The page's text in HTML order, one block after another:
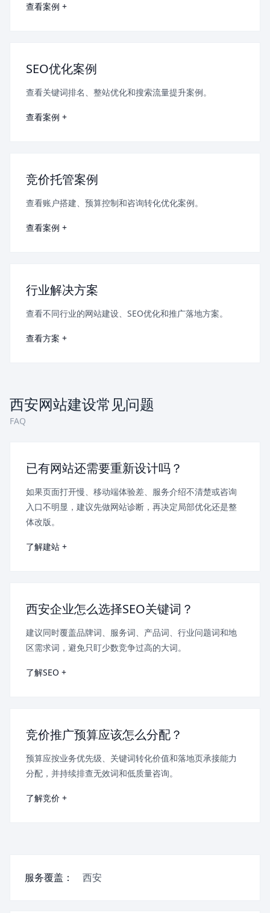
查看案例 +
SEO优化案例
查看关键词排名、整站优化和搜索流量提升案例。
查看案例 +
竞价托管案例
查看账户搭建、预算控制和咨询转化优化案例。
查看案例 +
行业解决方案
查看不同行业的网站建设、SEO优化和推广落地方案。
查看方案 +
西安网站建设常见问题
FAQ
已有网站还需要重新设计吗？
如果页面打开慢、移动端体验差、服务介绍不清楚或咨询
入口不明显，建议先做网站诊断，再决定局部优化还是整
体改版。
了解建站 +
西安企业怎么选择SEO关键词？
建议同时覆盖品牌词、服务词、产品词、行业问题词和地
区需求词，避免只盯少数竞争过高的大词。
了解SEO +
竞价推广预算应该怎么分配？
预算应按业务优先级、关键词转化价值和落地页承接能力
分配，并持续排查无效词和低质量咨询。
了解竞价 +
服务覆盖： 西安